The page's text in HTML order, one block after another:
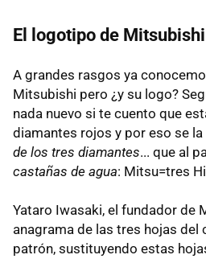
El logotipo de Mitsubishi
A grandes rasgos ya
Mitsubishi pero ¿y su logo?
nada nuevo si te cuento que
diamantes rojos y por eso se
de los tres diamantes... que al
castañas de agua: Mitsu=tres
Yataro Iwasaki, el fundador de
anagrama de las tres hojas del
patrón, sustituyendo estas